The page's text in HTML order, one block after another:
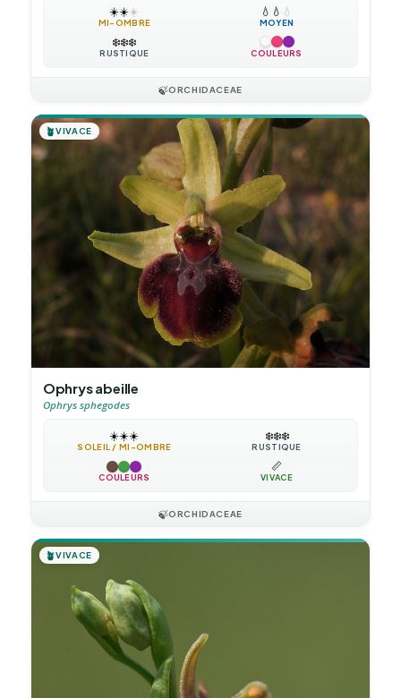
☀️☀️☀️
MI-OMBRE
💧 💧 💧
MOYEN
❄️❄️❄️
RUSTIQUE COULEURS
🍃ORCHIDACEAE
🪴VIVACE
Ophrys abeille
Ophrys sphegodes
☀️☀️☀️
SOLEIL / MI-OMBRE
❄️❄️❄️
RUSTIQUE
COULEURS
📏
VIVACE
🍃ORCHIDACEAE
🪴VIVACE